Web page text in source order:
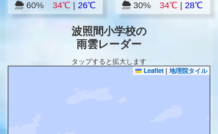
60% 34℃ 26℃ 30% 34℃ |28℃
波照間小学校の
雨雲レーダー
タップすると拡大します
Leaflet | 地理院タイル